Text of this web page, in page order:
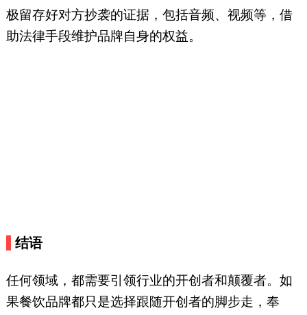
极留存好对方抄袭的证据，包括音频、视频等，借
助法律手段维护品牌自身的权益。
结语
任何领域，都需要引领行业的开创者和颠覆者。如
果餐饮品牌都只是选择跟随开创者的脚步走，奉